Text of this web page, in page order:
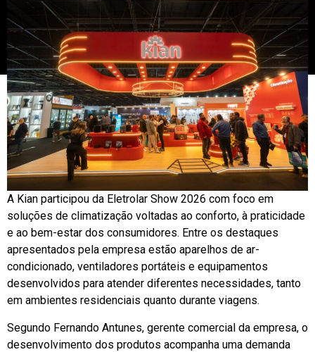
A Kian participou da Eletrolar Show 2026 com foco em
soluções de climatização voltadas ao conforto, à praticidade
e ao bem-estar dos consumidores. Entre os destaques
apresentados pela empresa estão aparelhos de ar-
condicionado, ventiladores portáteis e equipamentos
desenvolvidos para atender diferentes necessidades, tanto
em ambientes residenciais quanto durante viagens.
Segundo Fernando Antunes, gerente comercial da empresa, o
desenvolvimento dos produtos acompanha uma demanda